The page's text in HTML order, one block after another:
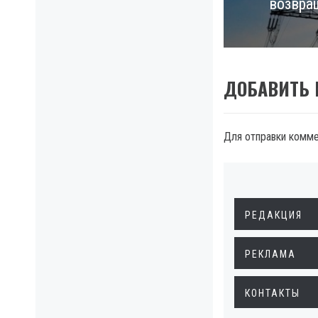
post:
ДОБАВИТЬ
Для отправки
РЕДАКЦИЯ
РЕКЛАМА
КОНТАКТЫ